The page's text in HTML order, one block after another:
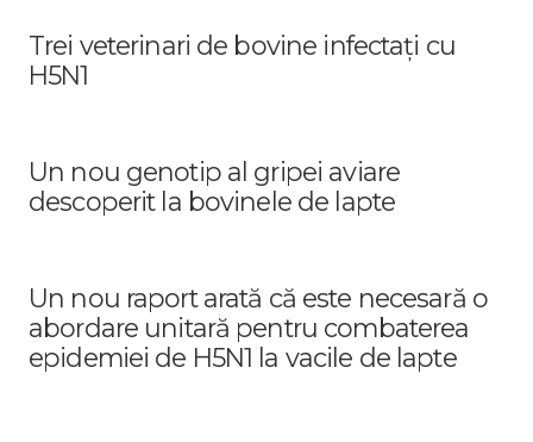
Trei veterinari de bovine infectați cu
H5N1
Un nou genotip al gripei aviare
descoperit la bovinele de lapte
Un nou raport arată că este necesară o
abordare unitară pentru combaterea
epidemiei de H5N1 la vacile de lapte